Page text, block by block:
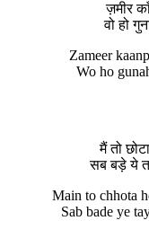
ज़मीर
वो हो
Zameer
Wo ho
मैं तो
सब बड़े ये
Main to chhota
Sab bade ye